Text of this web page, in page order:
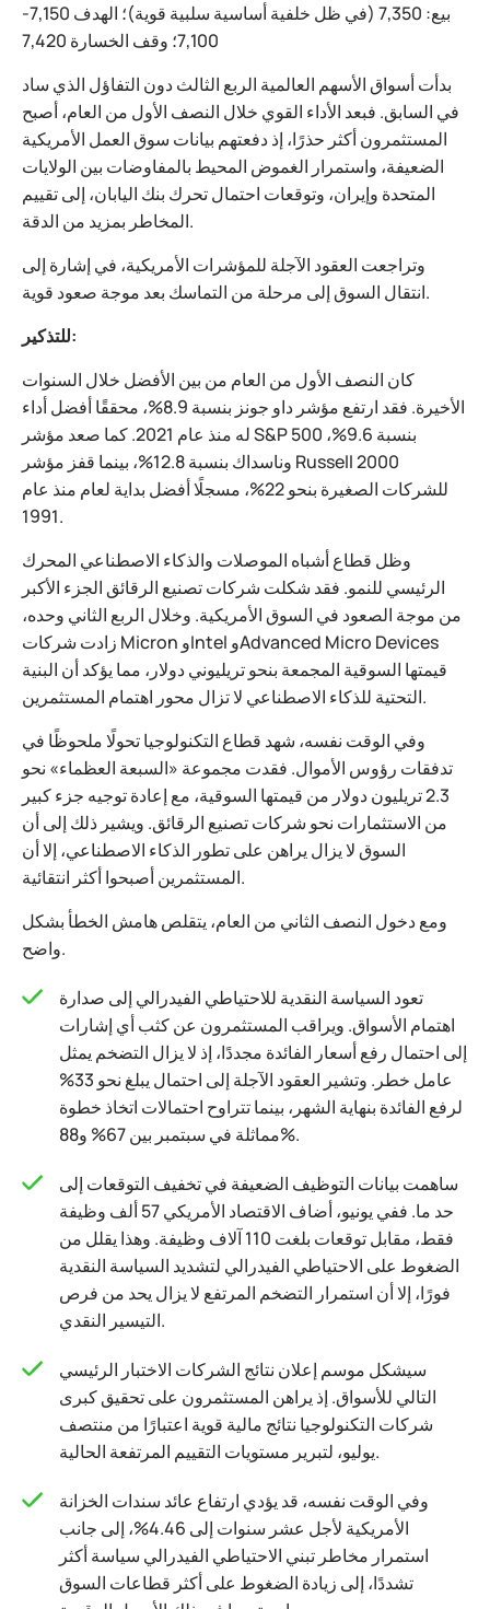
بيع: 7,350 (في ظل خلفية أساسية سلبية قوية)؛ الهدف 7,150-
7,100؛ وقف الخسارة 7,420
بدأت أسواق الأسهم العالمية الربع الثالث دون التفاؤل الذي ساد
في السابق. فبعد الأداء القوي خلال النصف الأول من العام، أصبح
المستثمرون أكثر حذرًا، إذ دفعتهم بيانات سوق العمل الأمريكية
الضعيفة، واستمرار الغموض المحيط بالمفاوضات بين الولايات
المتحدة وإيران، وتوقعات احتمال تحرك بنك اليابان، إلى تقييم
المخاطر بمزيد من الدقة.
وتراجعت العقود الآجلة للمؤشرات الأمريكية، في إشارة إلى
انتقال السوق إلى مرحلة من التماسك بعد موجة صعود قوية.
للتذكير:
كان النصف الأول من العام من بين الأفضل خلال السنوات
الأخيرة. فقد ارتفع مؤشر داو جونز بنسبة 8.9%، محققًا أفضل أداء
له منذ عام 2021. كما صعد مؤشر S&P 500 بنسبة 9.6%،
وناسداك بنسبة 12.8%، بينما قفز مؤشر Russell 2000
للشركات الصغيرة بنحو 22%، مسجلًا أفضل بداية لعام منذ عام
1991.
وظل قطاع أشباه الموصلات والذكاء الاصطناعي المحرك
الرئيسي للنمو. فقد شكلت شركات تصنيع الرقائق الجزء الأكبر
من موجة الصعود في السوق الأمريكية. وخلال الربع الثاني وحده،
زادت شركات Micron وIntel وAdvanced Micro Devices
قيمتها السوقية المجمعة بنحو تريليوني دولار، مما يؤكد أن البنية
التحتية للذكاء الاصطناعي لا تزال محور اهتمام المستثمرين.
وفي الوقت نفسه، شهد قطاع التكنولوجيا تحولًا ملحوظًا في
تدفقات رؤوس الأموال. فقدت مجموعة «السبعة العظماء» نحو
2.3 تريليون دولار من قيمتها السوقية، مع إعادة توجيه جزء كبير
من الاستثمارات نحو شركات تصنيع الرقائق. ويشير ذلك إلى أن
السوق لا يزال يراهن على تطور الذكاء الاصطناعي، إلا أن
المستثمرين أصبحوا أكثر انتقائية.
ومع دخول النصف الثاني من العام، يتقلص هامش الخطأ بشكل
واضح.
تعود السياسة النقدية للاحتياطي الفيدرالي إلى صدارة
اهتمام الأسواق. ويراقب المستثمرون عن كثب أي إشارات
إلى احتمال رفع أسعار الفائدة مجددًا، إذ لا يزال التضخم يمثل
عامل خطر. وتشير العقود الآجلة إلى احتمال يبلغ نحو 33%
لرفع الفائدة بنهاية الشهر، بينما تتراوح احتمالات اتخاذ خطوة
مماثلة في سبتمبر بين 67% و88%.
ساهمت بيانات التوظيف الضعيفة في تخفيف التوقعات إلى
حد ما. ففي يونيو، أضاف الاقتصاد الأمريكي 57 ألف وظيفة
فقط، مقابل توقعات بلغت 110 آلاف وظيفة. وهذا يقلل من
الضغوط على الاحتياطي الفيدرالي لتشديد السياسة النقدية
فورًا، إلا أن استمرار التضخم المرتفع لا يزال يحد من فرص
التيسير النقدي.
سيشكل موسم إعلان نتائج الشركات الاختبار الرئيسي
التالي للأسواق. إذ يراهن المستثمرون على تحقيق كبرى
شركات التكنولوجيا نتائج مالية قوية اعتبارًا من منتصف
يوليو، لتبرير مستويات التقييم المرتفعة الحالية.
وفي الوقت نفسه، قد يؤدي ارتفاع عائد سندات الخزانة
الأمريكية لأجل عشر سنوات إلى 4.46%، إلى جانب
استمرار مخاطر تبني الاحتياطي الفيدرالي سياسة أكثر
تشددًا، إلى زيادة الضغوط على أكثر قطاعات السوق